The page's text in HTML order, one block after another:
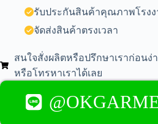
รับประกันสินค้าคุณภาพโรง
จัดส่งสินค้าตรงเวลา
สนใจสั่งผลิตหรือปรึกษาเราก่อนง่
หรือโทรหาเราได้เลย